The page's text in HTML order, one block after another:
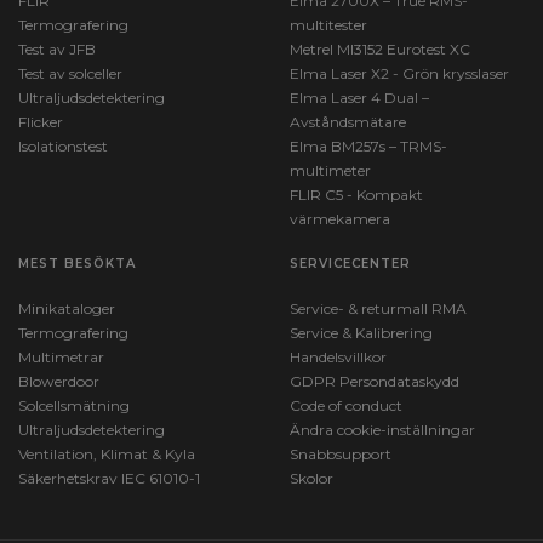
Termografering
Test av JFB
Test av solceller
Ultraljudsdetektering
Flicker
Isolationstest
multitester
Metrel MI3152 Eurotest XC
Elma Laser X2 - Grön krysslaser
Elma Laser 4 Dual –
Avståndsmätare
Elma BM257s – TRMS-
multimeter
FLIR C5 - Kompakt
värmekamera
MEST BESÖKTA
Minikataloger
Termografering
Multimetrar
Blowerdoor
Solcellsmätning
Ultraljudsdetektering
Ventilation, Klimat & Kyla
Säkerhetskrav IEC 61010-1
SERVICECENTER
Service- & returmall RMA
Service & Kalibrering
Handelsvillkor
GDPR Persondataskydd
Code of conduct
Ändra cookie-inställningar
Snabbsupport
Skolor